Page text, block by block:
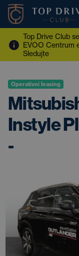
Top Drive Club
EVOO Centrum
Sledujte
Operativní leasing
Instyle
-